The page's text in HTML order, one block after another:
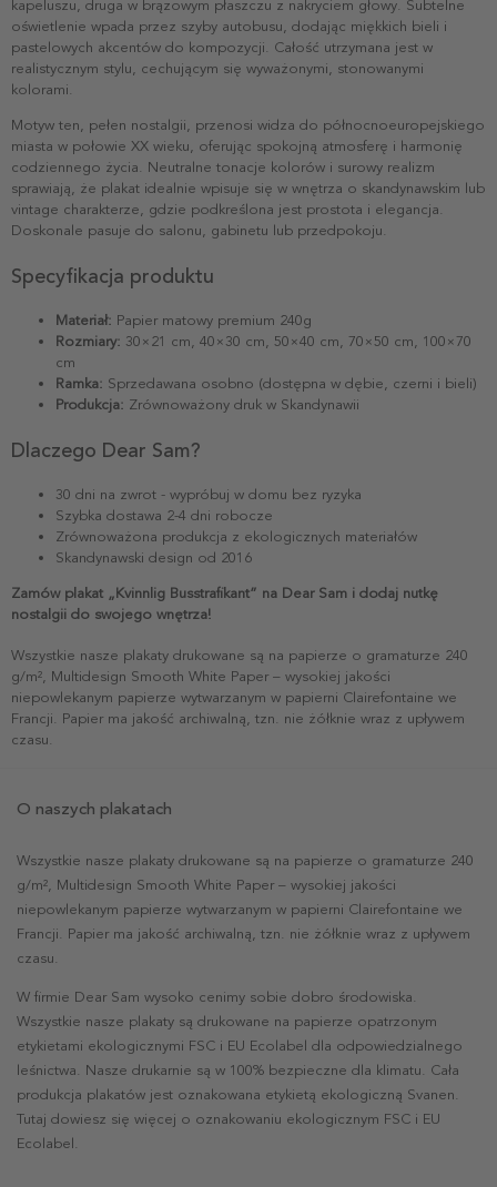
kapeluszu, druga w brązowym płaszczu z nakryciem głowy. Subtelne
oświetlenie wpada przez szyby autobusu, dodając miękkich bieli i
pastelowych akcentów do kompozycji. Całość utrzymana jest w
realistycznym stylu, cechującym się wyważonymi, stonowanymi
kolorami.
Motyw ten, pełen nostalgii, przenosi widza do północnoeuropejskiego
miasta w połowie XX wieku, oferując spokojną atmosferę i harmonię
codziennego życia. Neutralne tonacje kolorów i surowy realizm
sprawiają, że plakat idealnie wpisuje się w wnętrza o skandynawskim lub
vintage charakterze, gdzie podkreślona jest prostota i elegancja.
Doskonale pasuje do salonu, gabinetu lub przedpokoju.
Specyfikacja produktu
Materiał: Papier matowy premium 240g
Rozmiary: 30×21 cm, 40×30 cm, 50×40 cm, 70×50 cm, 100×70
cm
Ramka: Sprzedawana osobno (dostępna w dębie, czerni i bieli)
Produkcja: Zrównoważony druk w Skandynawii
Dlaczego Dear Sam?
30 dni na zwrot - wypróbuj w domu bez ryzyka
Szybka dostawa 2-4 dni robocze
Zrównoważona produkcja z ekologicznych materiałów
Skandynawski design od 2016
Zamów plakat „Kvinnlig Busstrafikant” na Dear Sam i dodaj nutkę
nostalgii do swojego wnętrza!
Wszystkie nasze plakaty drukowane są na papierze o gramaturze 240
g/m², Multidesign Smooth White Paper – wysokiej jakości
niepowlekanym papierze wytwarzanym w papierni Clairefontaine we
Francji. Papier ma jakość archiwalną, tzn. nie żółknie wraz z upływem
czasu.
O naszych plakatach
Wszystkie nasze plakaty drukowane są na papierze o gramaturze 240
g/m², Multidesign Smooth White Paper – wysokiej jakości
niepowlekanym papierze wytwarzanym w papierni Clairefontaine we
Francji. Papier ma jakość archiwalną, tzn. nie żółknie wraz z upływem
czasu.
W firmie Dear Sam wysoko cenimy sobie dobro środowiska.
Wszystkie nasze plakaty są drukowane na papierze opatrzonym
etykietami ekologicznymi FSC i EU Ecolabel dla odpowiedzialnego
leśnictwa. Nasze drukarnie są w 100% bezpieczne dla klimatu. Cała
produkcja plakatów jest oznakowana etykietą ekologiczną Svanen.
Tutaj dowiesz się więcej o oznakowaniu ekologicznym FSC i EU
Ecolabel.